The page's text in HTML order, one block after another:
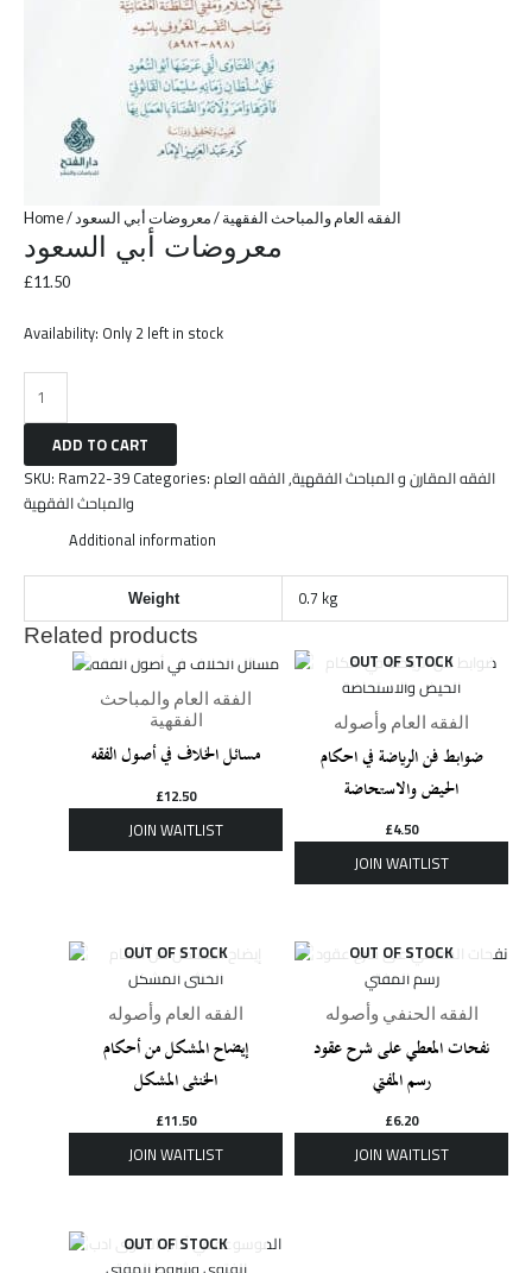
Home/ الفقه العام والمباحث الفقهية/ معروضات أبي السعود
معروضات أبي السعود
£11.50
Availability: Only 2 left in stock
ADD TO CART
SKU: Ram22-39Categories: الفقه المقارن و المباحث الفقهية,الفقه العام
والمباحث الفقهية
Additional information
Weight 0.7 kg
Related products
OUT OF STOCK
الفقه العام والمباحث
الفقهية
مسائل الخلاف في أصول الفقه
£12.50
OUT OF STOCK
الفقه العام وأصوله
ضوابط فن الرياضة في احكام
الحيض والاستحاضة
£4.50
OUT OF STOCK
الفقه العام وأصوله
إيضاح المشكل من أحكام
الخنثى المشكل
£11.50
OUT OF STOCK
الفقه الحنفي وأصوله
نفحات المعطي على شرح عقود
رسم المفتي
£6.20
OUT OF STOCK